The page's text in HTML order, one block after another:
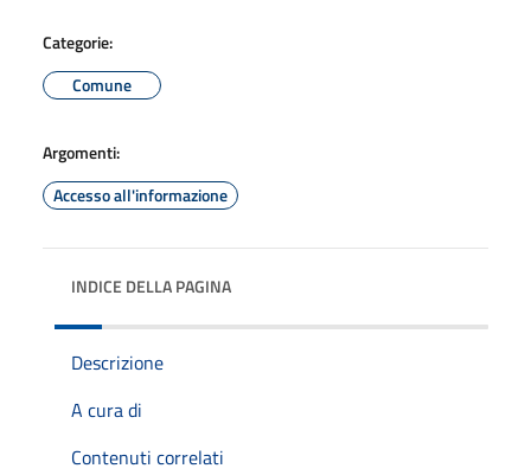
Categorie:
Comune
Argomenti:
Accesso all'informazione
INDICE DELLA PAGINA
Descrizione
A cura di
Contenuti correlati